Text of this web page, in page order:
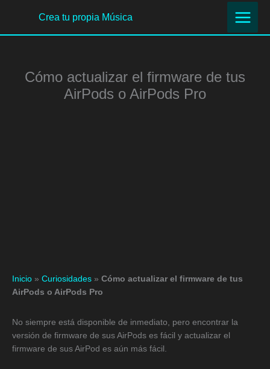
contenido
Crea tu propia Música
Cómo actualizar el firmware de tus
AirPods o AirPods Pro
Inicio » Curiosidades » Cómo actualizar el firmware de tus
AirPods o AirPods Pro
No siempre está disponible de inmediato, pero encontrar la
versión de firmware de sus AirPods es fácil y actualizar el
firmware de sus AirPod es aún más fácil.